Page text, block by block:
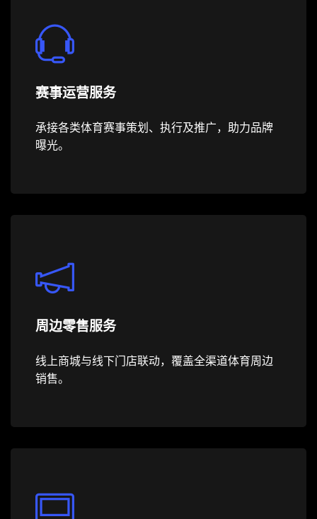
赛事运营服务
承接各类体育赛事策划、执行及推广，助力品牌
曝光。
周边零售服务
线上商城与线下门店联动，覆盖全渠道体育周边
销售。